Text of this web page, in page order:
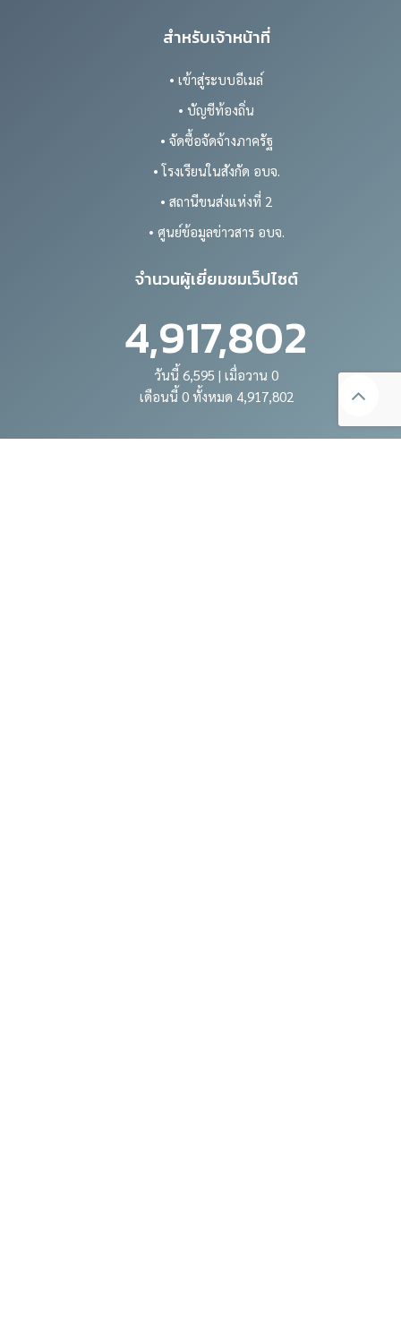
สำหรับเจ้าหน้าที่
• เข้าสู่ระบบอีเมล์
• บัญชีท้องถิ่น
• จัดซื้อจัดจ้างภาครัฐ
• โรงเรียนในสังกัด อบจ.
• สถานีขนส่งแห่งที่ 2
• ศูนย์ข้อมูลข่าวสาร อบจ.
จำนวนผู้เยี่ยมชมเว็ปไซต์
4,917,802
วันนี้ 6,595 | เมื่อวาน 0
เดือนนี้ 0 ทั้งหมด 4,917,802